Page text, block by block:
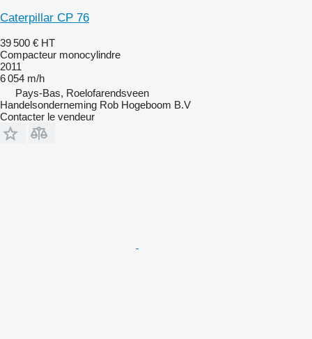
Caterpillar CP 76
39 500 € HT
Compacteur monocylindre
2011
6 054 m/h
Pays-Bas, Roelofarendsveen
Handelsonderneming Rob Hogeboom B.V
Contacter le vendeur